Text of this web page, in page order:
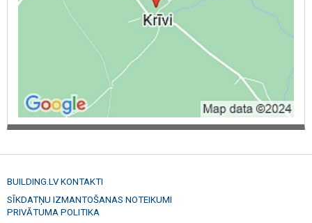
BUILDING.LV KONTAKTI
SĪKDATŅU IZMANTOŠANAS NOTEIKUMI
PRIVĀTUMA POLITIKA